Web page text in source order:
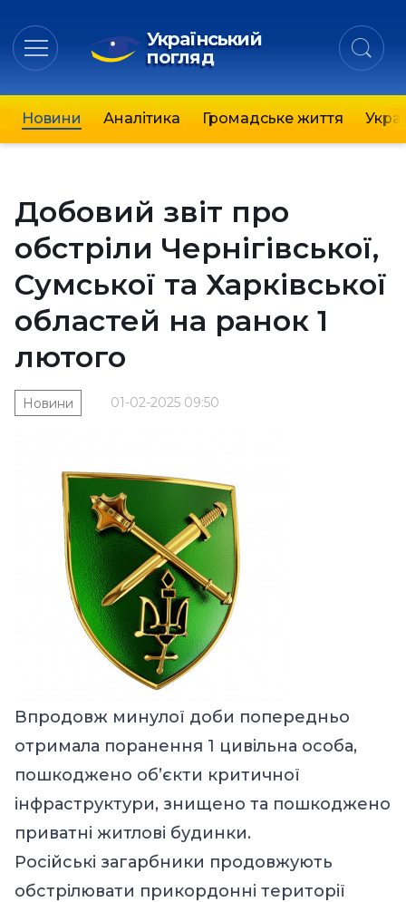
Український
погляд
Новини Аналітика Громадське життя
Добовий звіт про
обстріли Чернігівської,
Сумської та Харківської
областей на ранок 1
лютого
01-02-2025 09:50
Новини
Впродовж минулої доби попередньо
отримала поранення 1 цивільна особа,
пошкоджено об’єкти критичної
інфраструктури, знищено та пошкоджено
приватні житлові будинки.
Російські загарбники продовжують
обстрілювати прикордонні території